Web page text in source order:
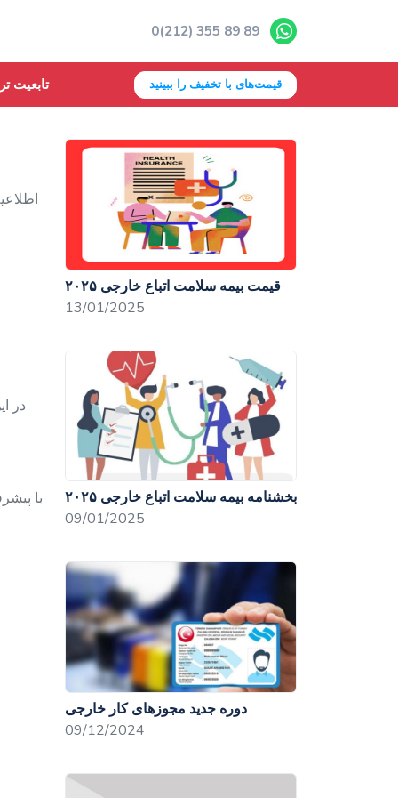
0(212) 355 89 89
تابعیت قیمت‌های با تخفیف را ببینید
در
با
قیمت بیمه سلامت اتباع خارجی ۲۰۲۵
13/01/2025
بخشنامه بیمه سلامت اتباع خارجی ۲۰۲۵
09/01/2025
دوره جدید مجوزهای کار خارجی
09/12/2024